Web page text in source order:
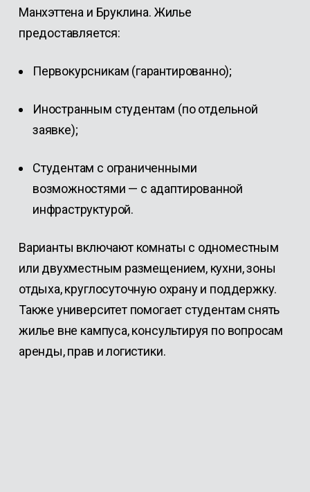
Манхэттена и Бруклина. Жилье
предоставляется:
Первокурсникам (гарантированно);
Иностранным студентам (по отдельной
заявке);
Студентам с ограниченными
возможностями — с адаптированной
инфраструктурой.
Варианты включают комнаты с одноместным
или двухместным размещением, кухни, зоны
отдыха, круглосуточную охрану и поддержку.
Также университет помогает студентам снять
жилье вне кампуса, консультируя по вопросам
аренды, прав и логистики.